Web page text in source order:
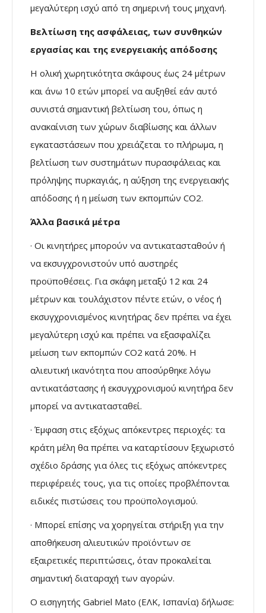
μεγαλύτερη ισχύ από τη σημερινή τους μηχανή.
Βελτίωση της ασφάλειας, των συνθηκών
εργασίας και της ενεργειακής απόδοσης
H ολική χωρητικότητα σκάφους έως 24 μέτρων
και άνω 10 ετών μπορεί να αυξηθεί εάν αυτό
συνιστά σημαντική βελτίωση του, όπως η
ανακαίνιση των χώρων διαβίωσης και άλλων
εγκαταστάσεων που χρειάζεται το πλήρωμα, η
βελτίωση των συστημάτων πυρασφάλειας και
πρόληψης πυρκαγιάς, η αύξηση της ενεργειακής
απόδοσης ή η μείωση των εκπομπών CO2.
Άλλα βασικά μέτρα
· Οι κινητήρες μπορούν να αντικατασταθούν ή
να εκσυγχρονιστούν υπό αυστηρές
προϋποθέσεις. Για σκάφη μεταξύ 12 και 24
μέτρων και τουλάχιστον πέντε ετών, ο νέος ή
εκσυγχρονισμένος κινητήρας δεν πρέπει να έχει
μεγαλύτερη ισχύ και πρέπει να εξασφαλίζει
μείωση των εκπομπών CO2 κατά 20%. Η
αλιευτική ικανότητα που αποσύρθηκε λόγω
αντικατάστασης ή εκσυγχρονισμού κινητήρα δεν
μπορεί να αντικατασταθεί.
· Έμφαση στις εξόχως απόκεντρες περιοχές: τα
κράτη μέλη θα πρέπει να καταρτίσουν ξεχωριστό
σχέδιο δράσης για όλες τις εξόχως απόκεντρες
περιφέρειές τους, για τις οποίες προβλέπονται
ειδικές πιστώσεις του προϋπολογισμού.
· Μπορεί επίσης να χορηγείται στήριξη για την
αποθήκευση αλιευτικών προϊόντων σε
εξαιρετικές περιπτώσεις, όταν προκαλείται
σημαντική διαταραχή των αγορών.
Ο εισηγητής Gabriel Mato (ΕΛΚ, Ισπανία) δήλωσε: